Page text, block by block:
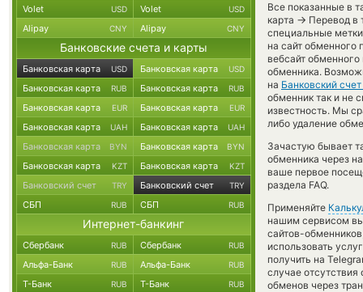
Все показанные в
карта → Перевод в
специальные
на сайт обменного
вебсайт
обменника.
на Банковский
обменник так и не
известность. Мы
либо удаление
Зачастую бывает
обменника через
ваше первое
раздела FAQ.
Применяйте
нашим сервисом
сайтов-
использовать
получить на
случае
обменов через
Volet USD Volet USD
Alipay CNY Alipay CNY
Банковские счета и карты
Банковская карта USD Банковская карта USD
Банковская карта RUB Банковская карта RUB
Банковская карта EUR Банковская карта EUR
Банковская карта UAH Банковская карта UAH
Банковская карта BYN Банковская карта BYN
Банковская карта KZT Банковская карта KZT
Банковский счет TRY Банковский счет TRY
СБП RUB СБП RUB
Интернет-банкинг
Сбербанк RUB Сбербанк RUB
Альфа-Банк RUB Альфа-Банк RUB
Т-Банк RUB Т-Банк RUB